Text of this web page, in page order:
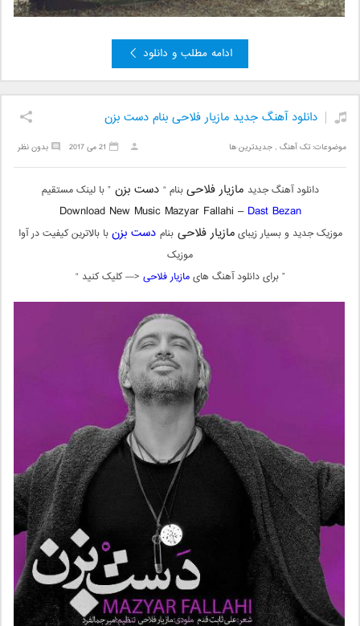
ادامه مطلب و دانلود
دانلود آهنگ جدید مازیار فلاحی بنام دست بزن
موضوعات:تک آهنگ ,جدیدترین ها بدون نظر 21 می 2017
دانلود آهنگ جدید مازیار فلاحیبنام “ دست بزن” با لینک مستقیم
Download New Music Mazyar Fallahi – Dast Bezan
موزیک جدید و بسیار زیبایمازیار فلاحیبنام دست بزنبا بالاترین کیفیت در آوا
موزیک
” برای دانلود آهنگ هایمازیار فلاحی <— کلیک کنید “